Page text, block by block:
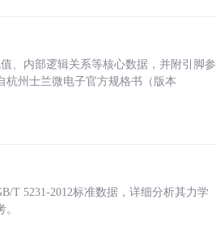
、内部逻辑关系等核心数据，并附引脚参
杭州士兰微电子官方规格书（版本
T 5231-2012标准数据，详细分析其力学